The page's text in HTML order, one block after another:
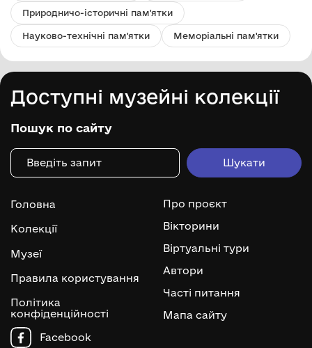
Природничо-історичні пам'ятки
Науково-технічні пам'ятки Меморіальні пам'ятки
Доступні музейні колекції
Пошук по сайту
Головна
Колекції
Музеї
Правила користування
Політика
конфіденційності
Про проєкт
Вікторини
Віртуальні тури
Автори
Часті питання
Мапа сайту
Facebook